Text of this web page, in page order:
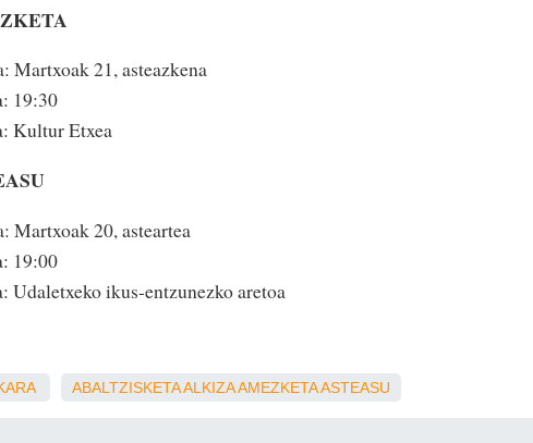
Martxoak 21, asteazkena
19:30
Kultur Etxea
Martxoak 20, asteartea
19:00
Udaletxeko ikus-entzunezko aretoa
ABALTZISKETAALKIZAAMEZKETAASTEASU